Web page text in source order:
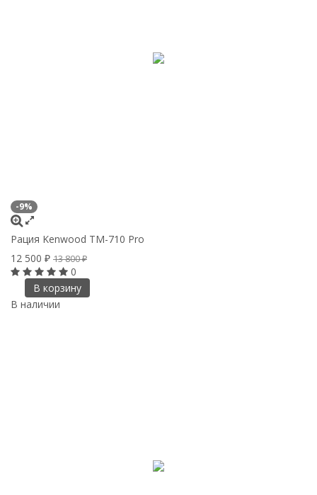
-9%
Рация Kenwood TM-710 Pro
12 500 ₽ 13 800₽
0
В корзину
В наличии